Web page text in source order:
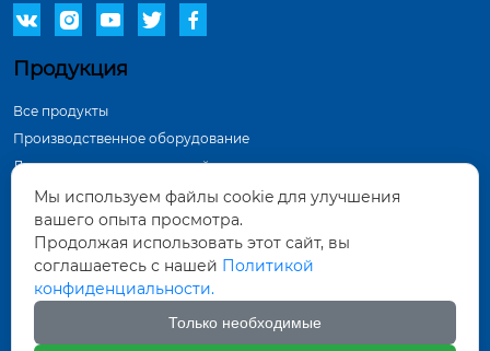
    
Продукция
Все продукты
Производственное оборудование
Демонстрация в мастерской
Инспекционное оборудование
Контактная информация
Тунхуа Группа, промышленный парк по
производству оборудования, город Датун,
571452961@qq.com
Мы используем файлы cookie для улучшения
вашего опыта просмотра.
Продолжая использовать этот сайт, вы
соглашаетесь с нашей Политикой
конфиденциальности.
Только необходимые